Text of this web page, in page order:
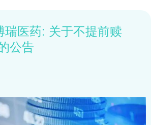
瑞医药: 关于不提前赎
公告